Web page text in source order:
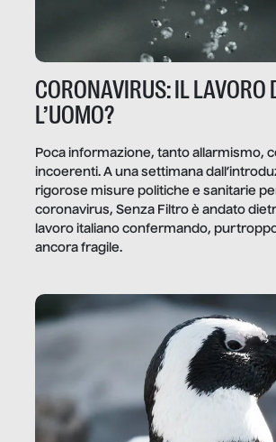
CORONAVIRUS: IL LAVORO
L’UOMO?
Poca informazione, tanto allarmismo,
incoerenti. A una settimana
rigorose misure politiche e sanitarie
coronavirus, Senza Filtro è andato
lavoro italiano confermando,
ancora fragile.